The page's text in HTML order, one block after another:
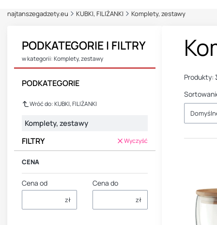
najtanszegadzety.eu KUBKI, FILIŻANKI Komplety, zestawy
PODKATEGORIE I FILTRY
w kategorii: Komplety, zestawy
PODKATEGORIE
Wróć do: KUBKI, FILIŻANKI
Komplety, zestawy
FILTRY Wyczyść
CENA
Cena od
zł
Cena do
zł
Produkty: